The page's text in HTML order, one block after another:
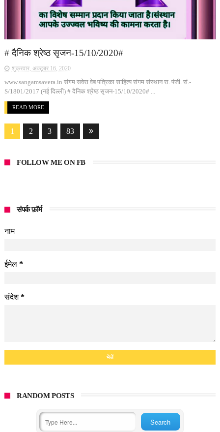
# दैनिक श्रेष्ठ सृजन-15/10/2020#
शुक्रवार, अक्टूबर 16, 2020
www.sangamsavera.in संगम सवेरा वेब पत्रिका साहित्य संगम संस्थान रा. पंजी. सं.-
S/1801/2017 (नई दिल्ली) # दैनिक श्रेष्ठ सृजन-15/10/2020# ...
READ MORE
1 2 3 83
FOLLOW ME ON FB
संपर्क फ़ॉर्म
नाम
ईमेल *
संदेश*
RANDOM POSTS